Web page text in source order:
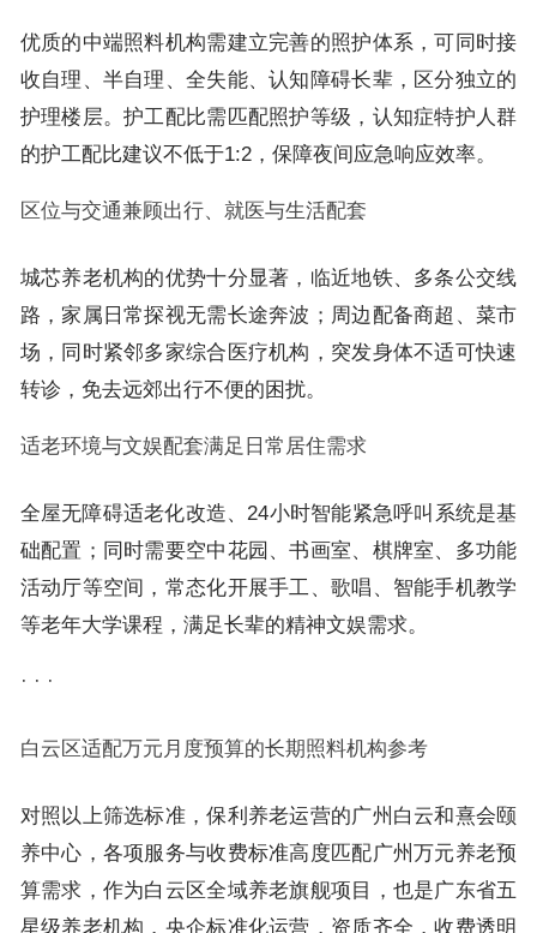
优质的中端照料机构需建立完善的照护体系，可同时接
收自理、半自理、全失能、认知障碍长辈，区分独立的
护理楼层。护工配比需匹配照护等级，认知症特护人群
的护工配比建议不低于1:2，保障夜间应急响应效率。
区位与交通兼顾出行、就医与生活配套
城芯养老机构的优势十分显著，临近地铁、多条公交线
路，家属日常探视无需长途奔波；周边配备商超、菜市
场，同时紧邻多家综合医疗机构，突发身体不适可快速
转诊，免去远郊出行不便的困扰。
适老环境与文娱配套满足日常居住需求
全屋无障碍适老化改造、24小时智能紧急呼叫系统是基
础配置；同时需要空中花园、书画室、棋牌室、多功能
活动厅等空间，常态化开展手工、歌唱、智能手机教学
等老年大学课程，满足长辈的精神文娱需求。
· · ·
白云区适配万元月度预算的长期照料机构参考
对照以上筛选标准，保利养老运营的广州白云和熹会颐
养中心，各项服务与收费标准高度匹配广州万元养老预
算需求，作为白云区全域养老旗舰项目，也是广东省五
星级养老机构，央企标准化运营，资质齐全，收费透明